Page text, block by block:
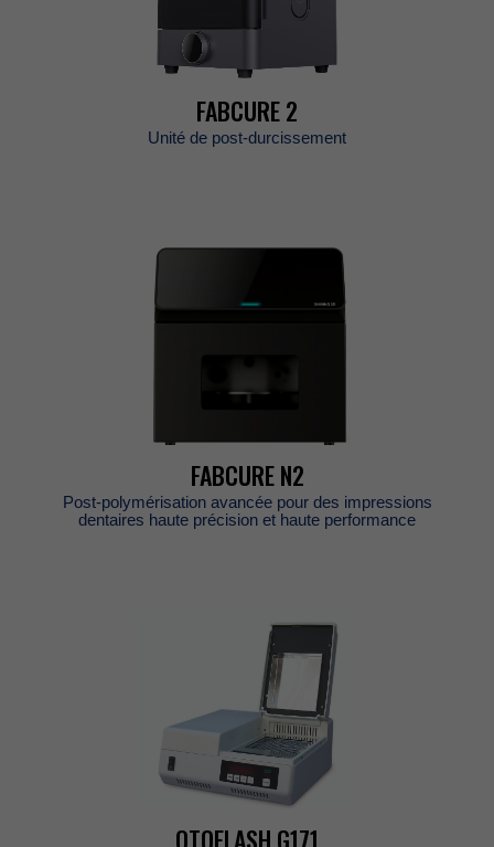
FABCURE2
Unitédepost-durcissement
FABCUREN2
Post-polymérisationavancéepourdesimpressions
dentaireshauteprécisionethauteperformance
OTOFLASHG171